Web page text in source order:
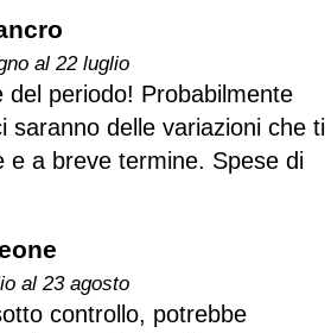
al 22 luglio
periodo! Probabilmente
saranno delle variazioni che ti
e a breve termine. Spese di
al 23 agosto
controllo, potrebbe